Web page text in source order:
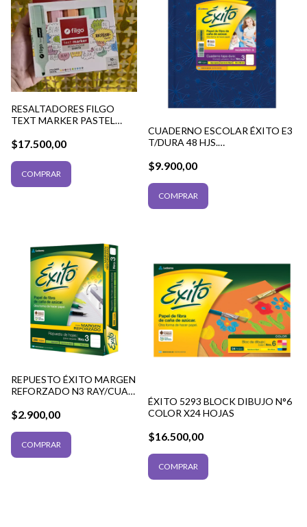
RESALTADORES FILGO
TEXT MARKER PASTEL
$17.500,00
CUADERNO ESCOLAR ÉXITO E3
T/DURA 48 HJS.
FORRADO. VER OPCIONES DE
$9.900,00
COMPRAR
REPUESTO ÉXITO MARGEN
REFORZADO N3 RAY/CUAD
$2.900,00
COMPRAR
ÉXITO 5293 BLOCK DIBUJO N°6
COLOR X24 HOJAS
$16.500,00